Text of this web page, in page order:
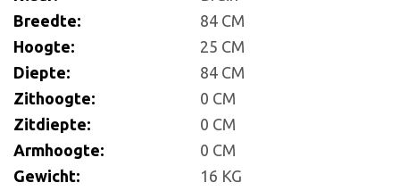
Breedte:
84 CM
Hoogte:
25 CM
Diepte:
84 CM
Zithoogte:
0 CM
Zitdiepte:
0 CM
Armhoogte:
0 CM
Gewicht:
16 KG